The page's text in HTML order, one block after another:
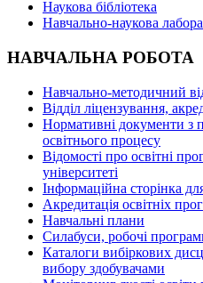
Наукова бібліотека
Навчально-наукова
НАВЧАЛЬНА РОБОТА
Навчально-методичний
Відділ ліцензування,
Нормативні документи з
освітнього процесу
Відомості про освітні
університеті
Інформаційна сторінка
Акредитація освітніх
Навчальні плани
Силабуси, робочі
Каталоги вибіркових
вибору здобувачами